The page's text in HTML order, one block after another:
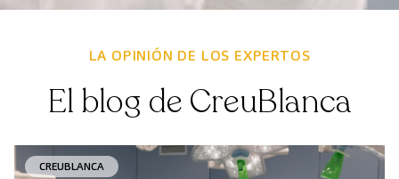
LA OPINIÓN DE LOS EXPERTOS
El blog de CreuBlanca
CREUBLANCA